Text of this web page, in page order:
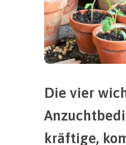
Die vier
kräftige,